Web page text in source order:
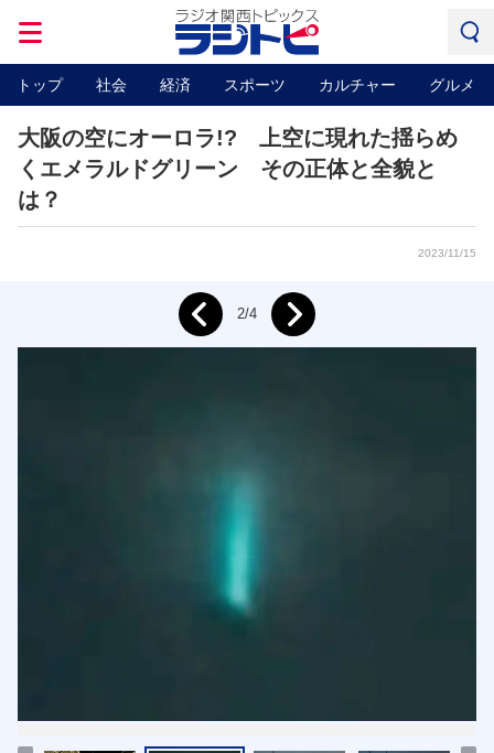
トップ 社会 経済 スポーツ カルチャー グルメ
大阪の空にオーロラ!? 上空に現れた揺らめ
くエメラルドグリーン その正体と全貌と
は？
2023/11/15
Prev 2/4 Next